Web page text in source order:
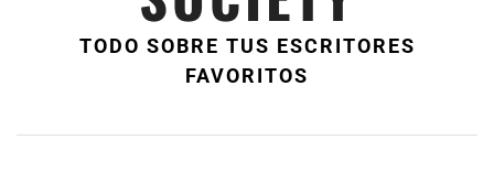
TODO SOBRE TUS ESCRITORES
FAVORITOS